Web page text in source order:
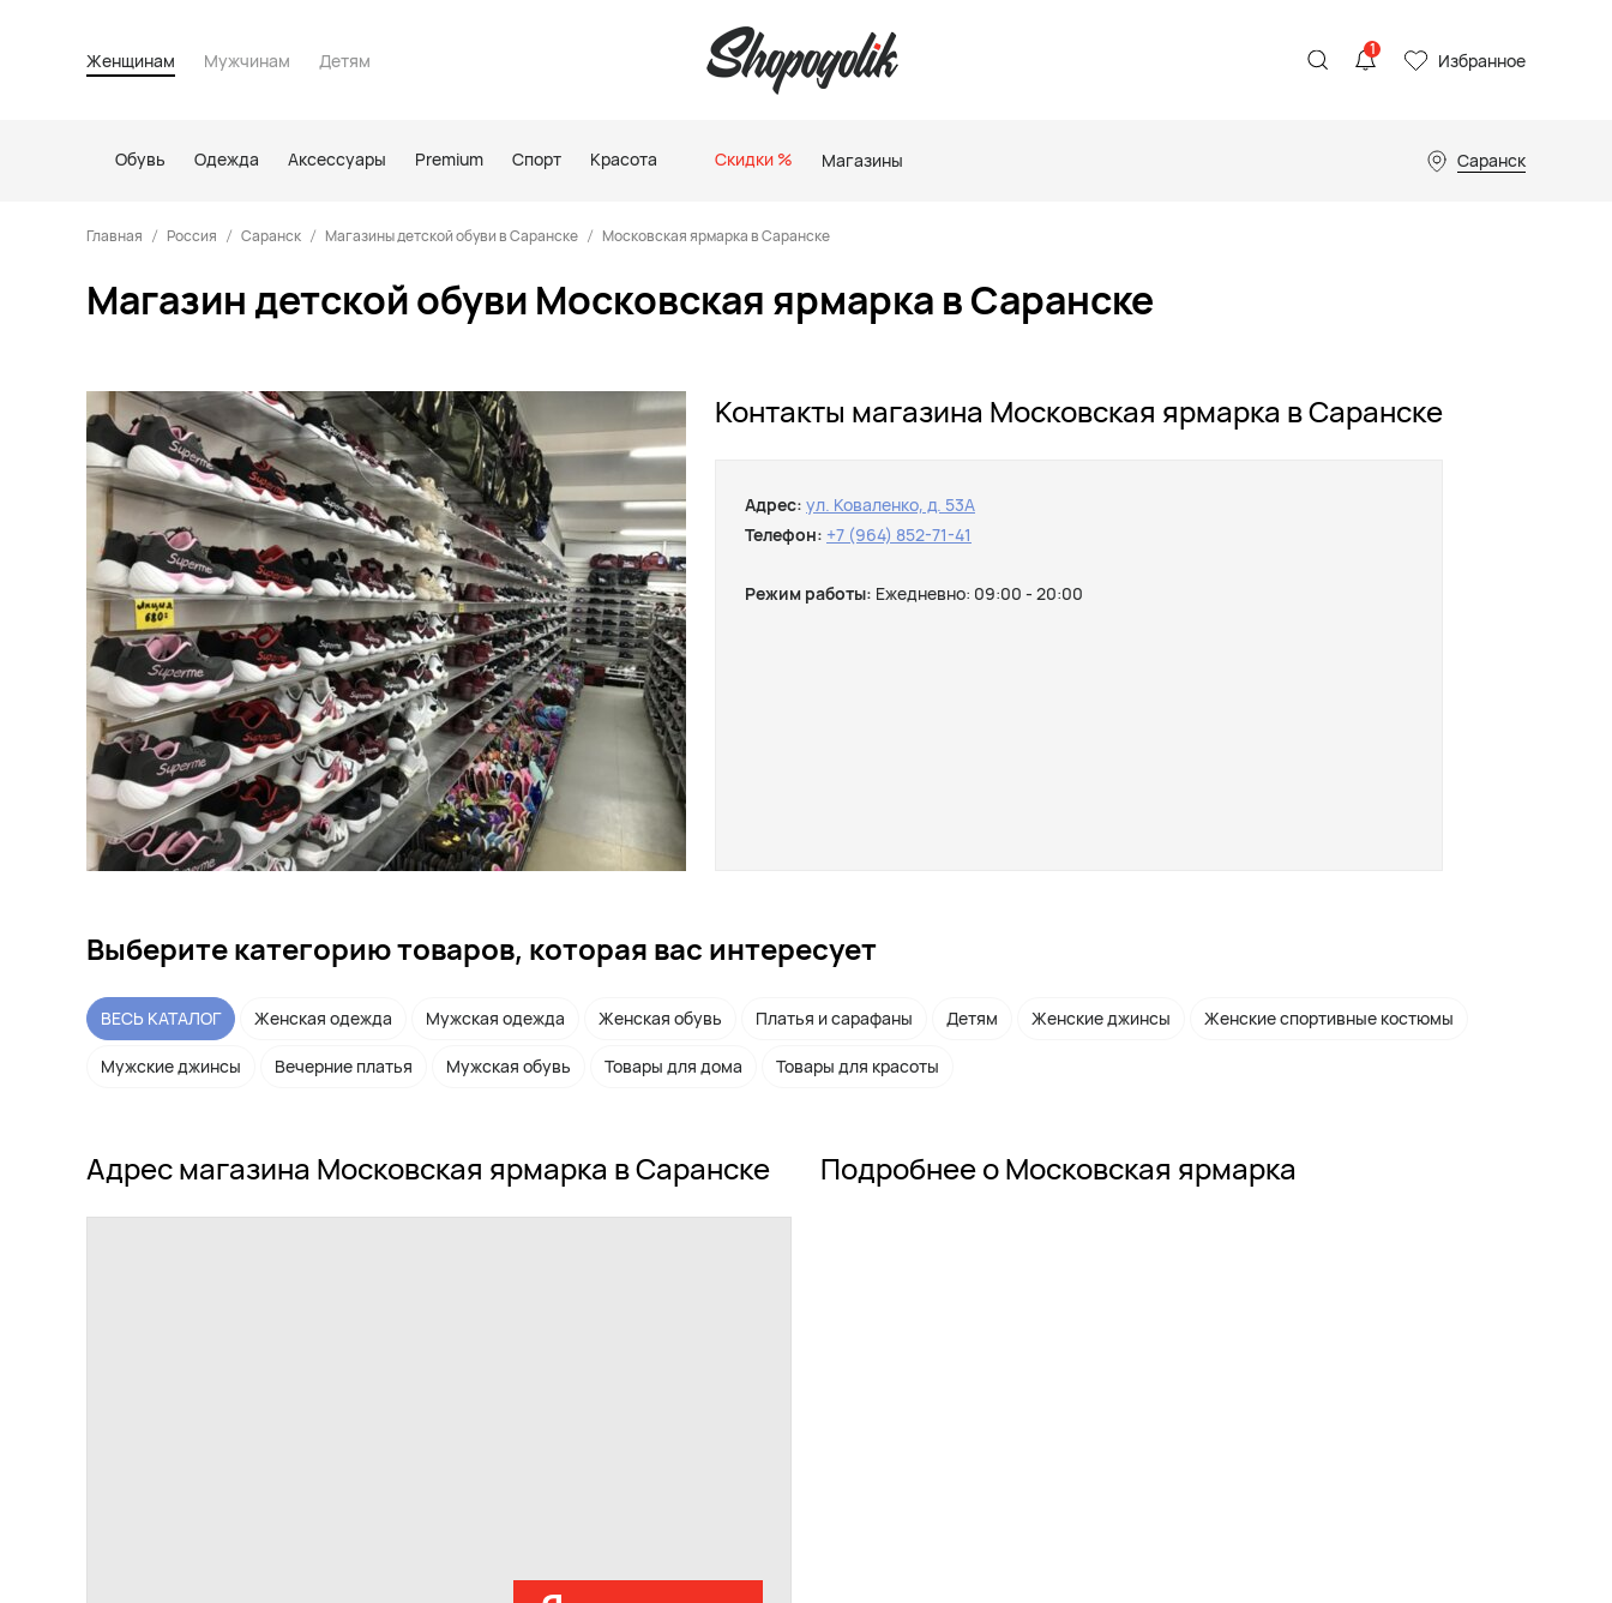
Женщинам Мужчинам Детям
1 Избранное
Обувь Одежда Аксессуары Premium Спорт Красота Скидки % Магазины Саранск
Главная Россия Саранск Магазины детской обуви в Саранске Московская ярмарка в Саранске
Магазин детской обуви Московская ярмарка в Саранске
Контакты магазина Московская ярмарка в Саранске
Адрес: ул. Коваленко, д. 53А
Телефон: +7 (964) 852-71-41
Режим работы: Ежедневно: 09:00 - 20:00
Выберите категорию товаров, которая вас интересует
ВЕСЬ КАТАЛОГ Женская одежда Мужская одежда Женская обувь Платья и сарафаны Детям Женские джинсы Женские спортивные костюмы
Мужские джинсы Вечерние платья Мужская обувь Товары для дома Товары для красоты
Адрес магазина Московская ярмарка в Саранске Подробнее о Московская ярмарка